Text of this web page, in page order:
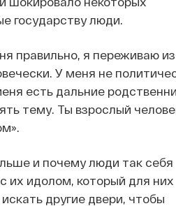
государству люди.
правильно, я переживаю
У меня не
есть дальние
тему. Ты взрослый
и почему люди так себя
их идолом, который для них
другие двери, чтобы